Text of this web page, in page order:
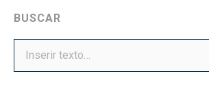
BUSCAR